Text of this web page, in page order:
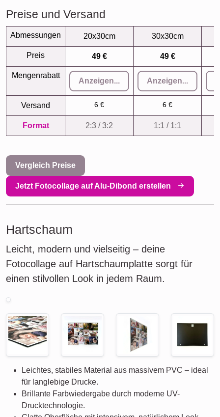
Preise und Versand
Abmessungen 20x30cm 30x30cm
Preis 49 € 49 €
Mengenrabatt
Anzeigen... Anzeigen...
Versand 6 € 6 €
Format 2:3 / 3:2 1:1 / 1:1
Vergleich Preise
Jetzt Fotocollage auf Alu-Dibond erstellen
Hartschaum
Leicht, modern und vielseitig – deine
Fotocollage auf Hartschaumplatte sorgt für
einen stilvollen Look in jedem Raum.
Leichtes, stabiles Material aus massivem PVC – ideal
für langlebige Drucke.
Brillante Farbwiedergabe durch moderne UV-
Drucktechnologie.